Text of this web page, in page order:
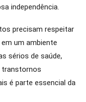
independência.
precisam respeitar
um ambiente
sérios de saúde,
transtornos
é parte essencial da